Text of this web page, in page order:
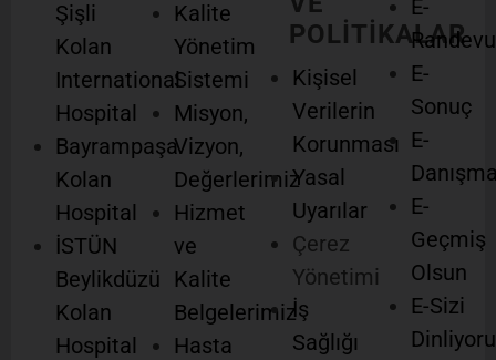
Şişli
Kolan
International
Hospital
Bayrampaşa
Kolan
Hospital
İSTÜN
Beylikdüzü
Kolan
Hospital
Kalite
Yönetim
Sistemi
Misyon,
Vizyon,
Değerlerimiz
Hizmet
ve
Kalite
Belgelerimiz
Hasta
POLİTİKALAR
Kişisel
Verilerin
Korunması
Yasal
Uyarılar
Çerez
Yönetimi
İş
Sağlığı
E-
Randevu
E-
Sonuç
E-
E-
Geçmiş
Olsun
E-Sizi